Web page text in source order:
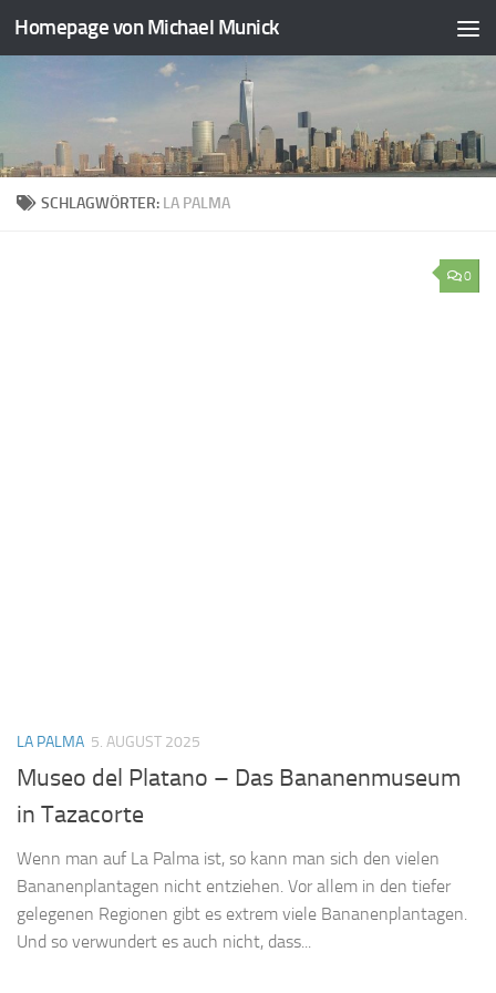
Zum Inhalt springen
Homepage von Michael Munick
SCHLAGWÖRTER: LA PALMA
0
LA PALMA 5. AUGUST 2025
Museo del Platano – Das Bananenmuseum
in Tazacorte
Wenn man auf La Palma ist, so kann man sich den vielen
Bananenplantagen nicht entziehen. Vor allem in den tiefer
gelegenen Regionen gibt es extrem viele Bananenplantagen.
Und so verwundert es auch nicht, dass...